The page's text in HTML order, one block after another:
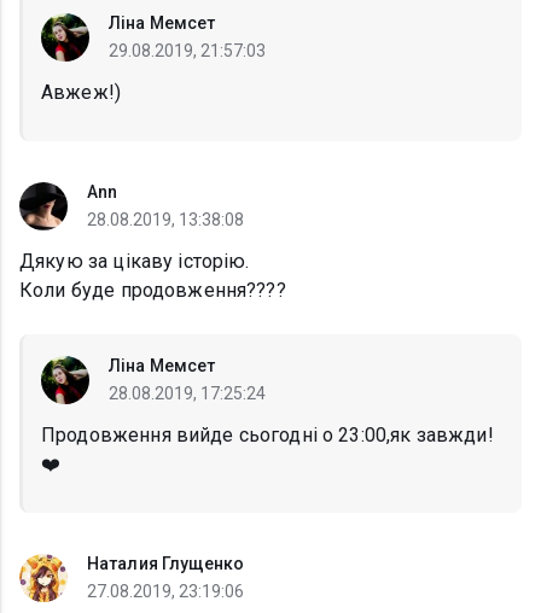
Ліна Мемсет
29.08.2019, 21:57:03
Авжеж!)
Ann
28.08.2019, 13:38:08
Дякую за цікаву історію.
Коли буде продовження????
Ліна Мемсет
28.08.2019, 17:25:24
Продовження вийде сьогодні о 23:00,як завжди!
❤️
Наталия Глущенко
27.08.2019, 23:19:06